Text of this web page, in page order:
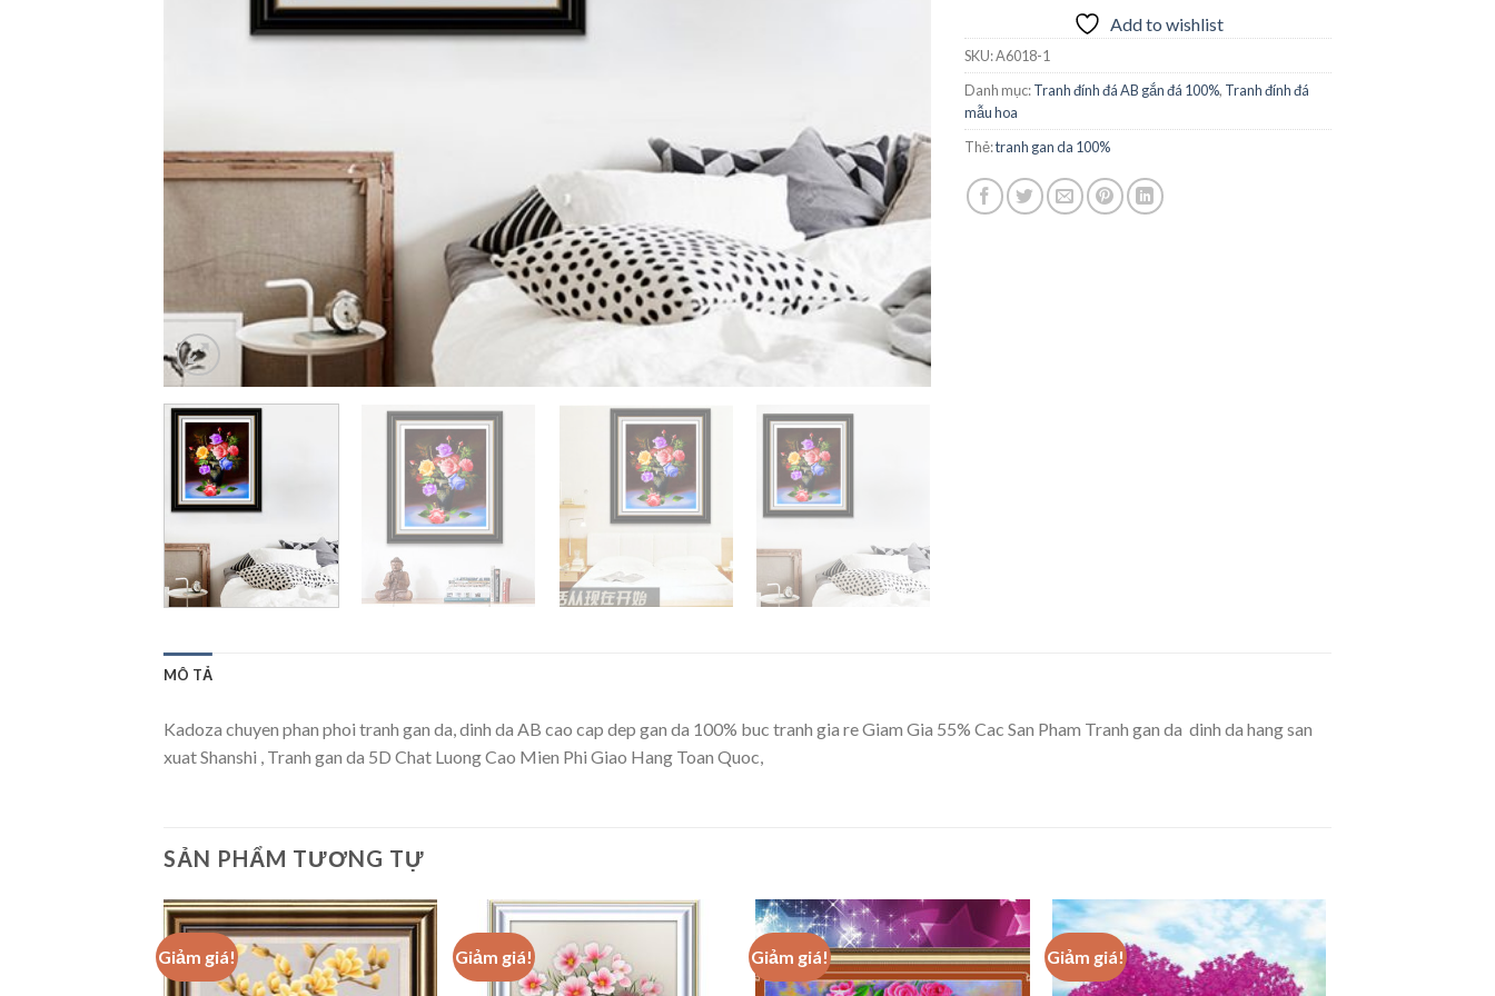
Add to wishlist
SKU:A6018-1
Danh mục:Tranh đính đá AB gắn đá 100%, Tranh đính đá
mẫu hoa
Thẻ:tranh gan da 100%
MÔ TẢ
Kadoza chuyen phan phoi tranh gan da, dinh da AB cao cap dep gan da 100% buc tranh gia re Giam Gia 55% Cac San Pham Tranh gan da  dinh da hang san
xuat Shanshi , Tranh gan da 5D Chat Luong Cao Mien Phi Giao Hang Toan Quoc,
SẢN PHẨM TƯƠNG TỰ
Giảm giá! Giảm giá! Giảm giá! Giảm giá!